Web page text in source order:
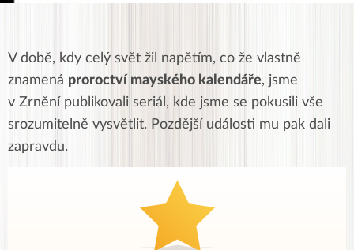
V době, kdy celý svět žil napětím, co že vlastně
znamená proroctví mayského kalendáře, jsme
v Zrnění publikovali seriál, kde jsme se pokusili vše
srozumitelně vysvětlit. Pozdější události mu pak dali
zapravdu.